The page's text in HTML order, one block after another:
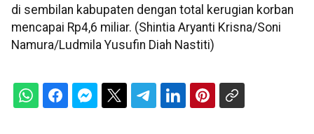
di sembilan kabupaten dengan total kerugian korban
mencapai Rp4,6 miliar. (Shintia Aryanti Krisna/Soni
Namura/Ludmila Yusufin Diah Nastiti)